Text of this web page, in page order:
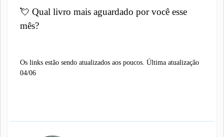
💘 Qual livro mais aguardado por você esse
mês?
Os links estão sendo atualizados aos poucos. Última atualização
04/06